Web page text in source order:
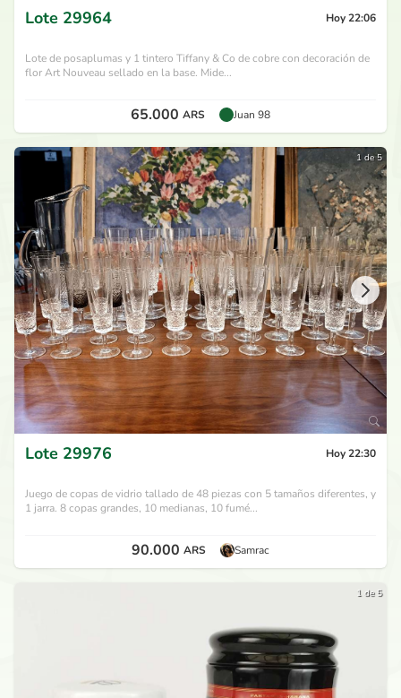
Lote 29964 Hoy 22:06
Lote de posaplumas y 1 tintero Tiffany & Co de cobre con decoración de
flor Art Nouveau sellado en la base. Mide...
65.000 ARS Juan 98
1 de 5
Lote 29976 Hoy 22:30
Juego de copas de vidrio tallado de 48 piezas con 5 tamaños diferentes, y
1 jarra. 8 copas grandes, 10 medianas, 10 fumé...
90.000 ARS Samrac
1 de 5